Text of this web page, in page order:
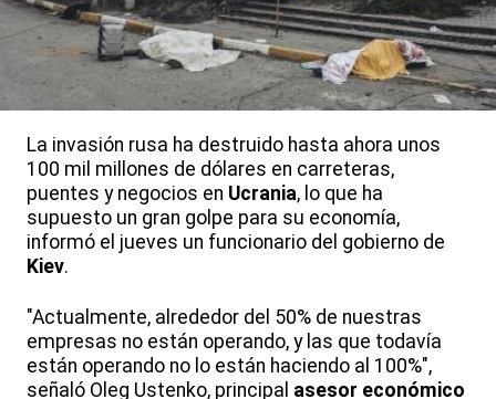
La invasión rusa ha destruido hasta ahora unos
100 mil millones de dólares en carreteras,
puentes y negocios en Ucrania, lo que ha
supuesto un gran golpe para su economía,
informó el jueves un funcionario del gobierno de
Kiev.
"Actualmente, alrededor del 50% de nuestras
empresas no están operando, y las que todavía
están operando no lo están haciendo al 100%",
señaló Oleg Ustenko, principal asesor económico